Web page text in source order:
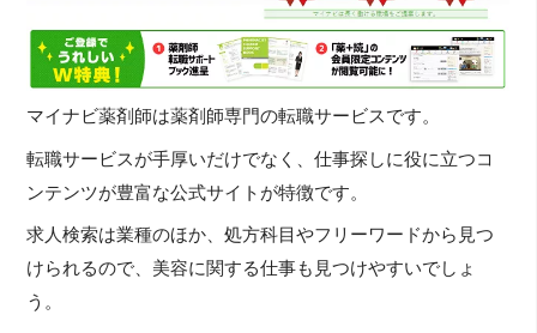
マイナビ薬剤師は薬剤師専門の転職サービスです。
転職サービスが手厚いだけでなく、仕事探しに役に立つコ
ンテンツが豊富な公式サイトが特徴です。
求人検索は業種のほか、処方科目やフリーワードから見つ
けられるので、美容に関する仕事も見つけやすいでしょ
う。